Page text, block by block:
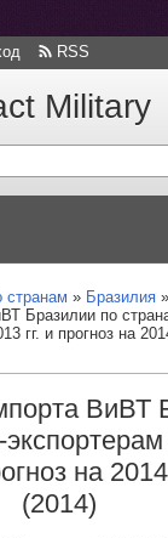
RSS
Military
странам
Бразилия
Бразилии по
гг. и прогноз на
ВиВТ
на
(2014)